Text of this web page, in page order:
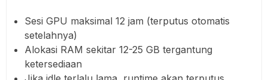
Sesi GPU maksimal 12 jam (terputus otomatis
setelahnya)
Alokasi RAM sekitar 12-25 GB tergantung
ketersediaan